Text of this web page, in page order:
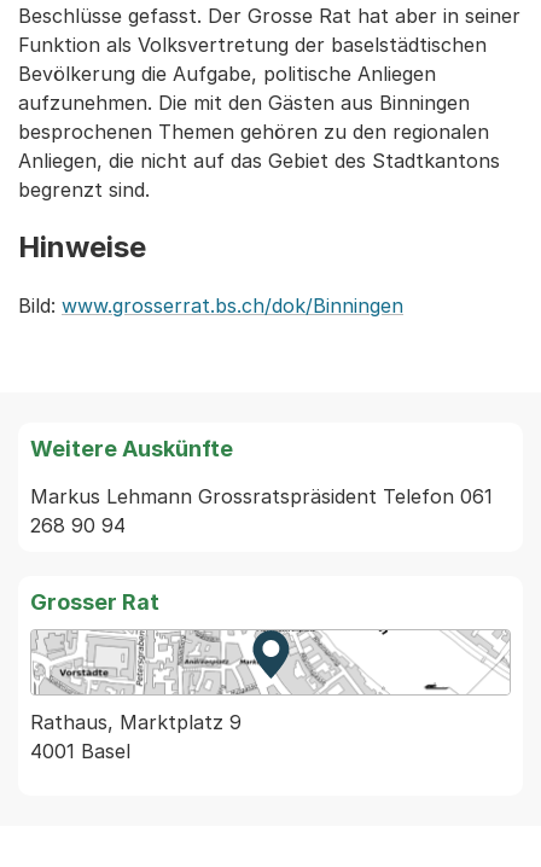
Beschlüsse gefasst. Der Grosse Rat hat aber in seiner
Funktion als Volksvertretung der baselstädtischen
Bevölkerung die Aufgabe, politische Anliegen
aufzunehmen. Die mit den Gästen aus Binningen
besprochenen Themen gehören zu den regionalen
Anliegen, die nicht auf das Gebiet des Stadtkantons
begrenzt sind.
Hinweise
Bild: www.grosserrat.bs.ch/dok/Binningen
Weitere Auskünfte
Markus Lehmann Grossratspräsident Telefon 061
268 90 94
Grosser Rat
Zur Karte von MapBS.
Externer Link, wird in einem
Rathaus, Marktplatz 9
4001 Basel